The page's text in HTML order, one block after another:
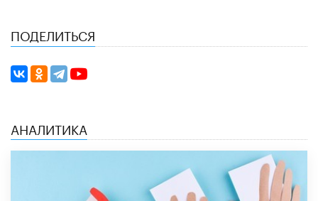
ПОДЕЛИТЬСЯ
АНАЛИТИКА